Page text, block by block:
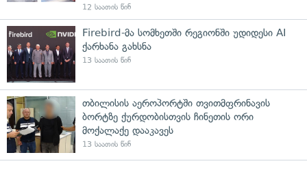
12 საათის წინ
Firebird-მა სომხეთში რეგიონში უდიდესი AI
ქარხანა გახსნა
13 საათის წინ
თბილისის აეროპორტში თვითმფრინავის
ბორტზე ქურდობისთვის ჩინეთის ორი
მოქალაქე დააკავეს
13 საათის წინ